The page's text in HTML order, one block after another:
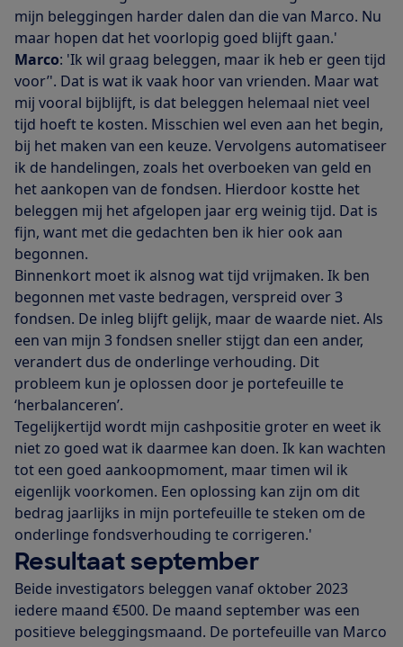
mijn beleggingen harder dalen dan die van Marco. Nu
maar hopen dat het voorlopig goed blijft gaan.'
Marco: 'Ik wil graag beleggen, maar ik heb er geen tijd
voor’'. Dat is wat ik vaak hoor van vrienden. Maar wat
mij vooral bijblijft, is dat beleggen helemaal niet veel
tijd hoeft te kosten. Misschien wel even aan het begin,
bij het maken van een keuze. Vervolgens automatiseer
ik de handelingen, zoals het overboeken van geld en
het aankopen van de fondsen. Hierdoor kostte het
beleggen mij het afgelopen jaar erg weinig tijd. Dat is
fijn, want met die gedachten ben ik hier ook aan
begonnen.
Binnenkort moet ik alsnog wat tijd vrijmaken. Ik ben
begonnen met vaste bedragen, verspreid over 3
fondsen. De inleg blijft gelijk, maar de waarde niet. Als
een van mijn 3 fondsen sneller stijgt dan een ander,
verandert dus de onderlinge verhouding. Dit
probleem kun je oplossen door je portefeuille te
‘herbalanceren’.
Tegelijkertijd wordt mijn cashpositie groter en weet ik
niet zo goed wat ik daarmee kan doen. Ik kan wachten
tot een goed aankoopmoment, maar timen wil ik
eigenlijk voorkomen. Een oplossing kan zijn om dit
bedrag jaarlijks in mijn portefeuille te steken om de
onderlinge fondsverhouding te corrigeren.'
Resultaat september
Beide investigators beleggen vanaf oktober 2023
iedere maand €500. De maand september was een
positieve beleggingsmaand. De portefeuille van Marco